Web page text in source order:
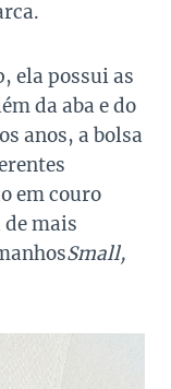
ela possui as
da aba e do
anos, a bolsa
em couro
mais
Small,